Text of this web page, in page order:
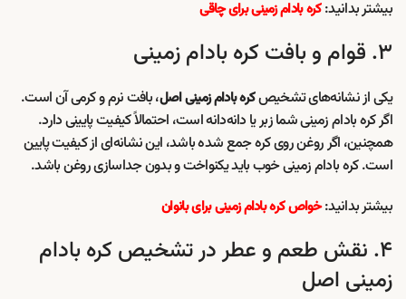
بیشتر بدانید:کره بادام زمینی برای چاقی
۳. قوام و بافت کره بادام زمینی
یکی از نشانه‌های تشخیصکره بادام زمینی اصل، بافت نرم و کرمی آن است.
اگر کره بادام زمینی شما زبر یا دانه‌دانه است، احتمالاً کیفیت پایینی دارد.
همچنین، اگر روغن روی کره جمع شده باشد، این نشانه‌ای از کیفیت پایین
است. کره بادام زمینی خوب باید یکنواخت و بدون جداسازی روغن باشد.
بیشتر بدانید:خواص کره بادام زمینی برای بانوان
۴. نقش طعم و عطر در تشخیص کره بادام
زمینی اصل